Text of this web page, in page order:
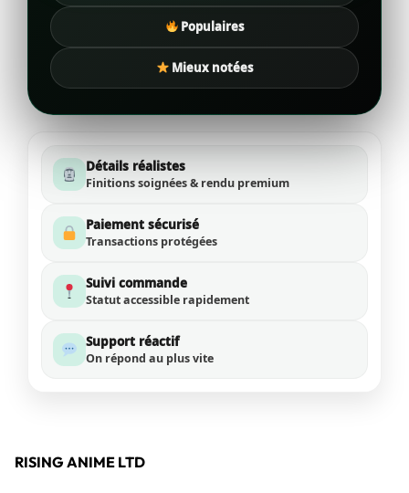
Populaires
Mieux notées
Détails réalistes
Finitions soignées & rendu premium
Paiement sécurisé
Transactions protégées
Suivi commande
Statut accessible rapidement
Support réactif
On répond au plus vite
RISING ANIME LTD